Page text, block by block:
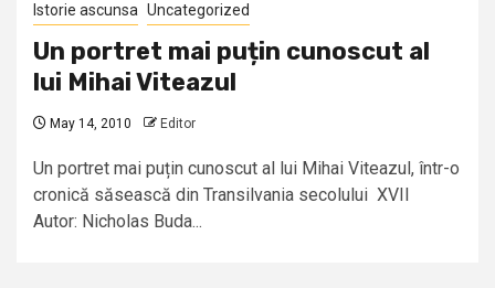
Istorie ascunsa Uncategorized
Un portret mai puțin cunoscut al
lui Mihai Viteazul
May 14, 2010 Editor
Un portret mai puțin cunoscut al lui Mihai Viteazul, într-o
cronică săsească din Transilvania secolului XVII
Autor: Nicholas Buda...